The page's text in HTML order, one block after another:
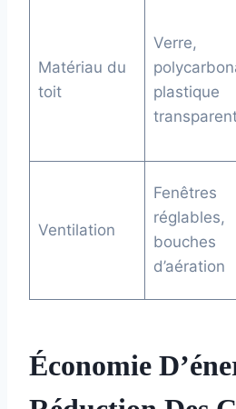
Matériau du
toit
Verre,
plastique
Ventilation
Fenêtres
réglables,
bouches
d’aération
Économie